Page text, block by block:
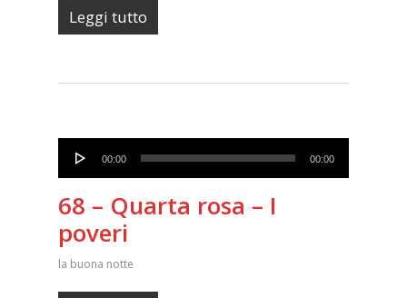
Leggi tutto
Audio
Player
00:00 00:00
68 – Quarta rosa – I
poveri
la buona notte